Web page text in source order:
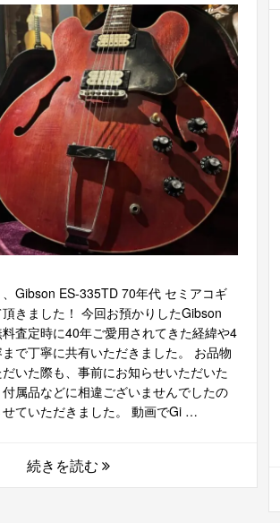
Gibson ES-335TD 70年代 セミアコギ
きました！ 今回お預かりしたGibson
査定時に40年ご愛用されてきた経緯や4
で丁寧に共有いただきました。 お品物
いた際も、事前にお知らせいただいた
属品などに相違ございませんでしたの
ていただきました。 動画でGi …
続きを読む